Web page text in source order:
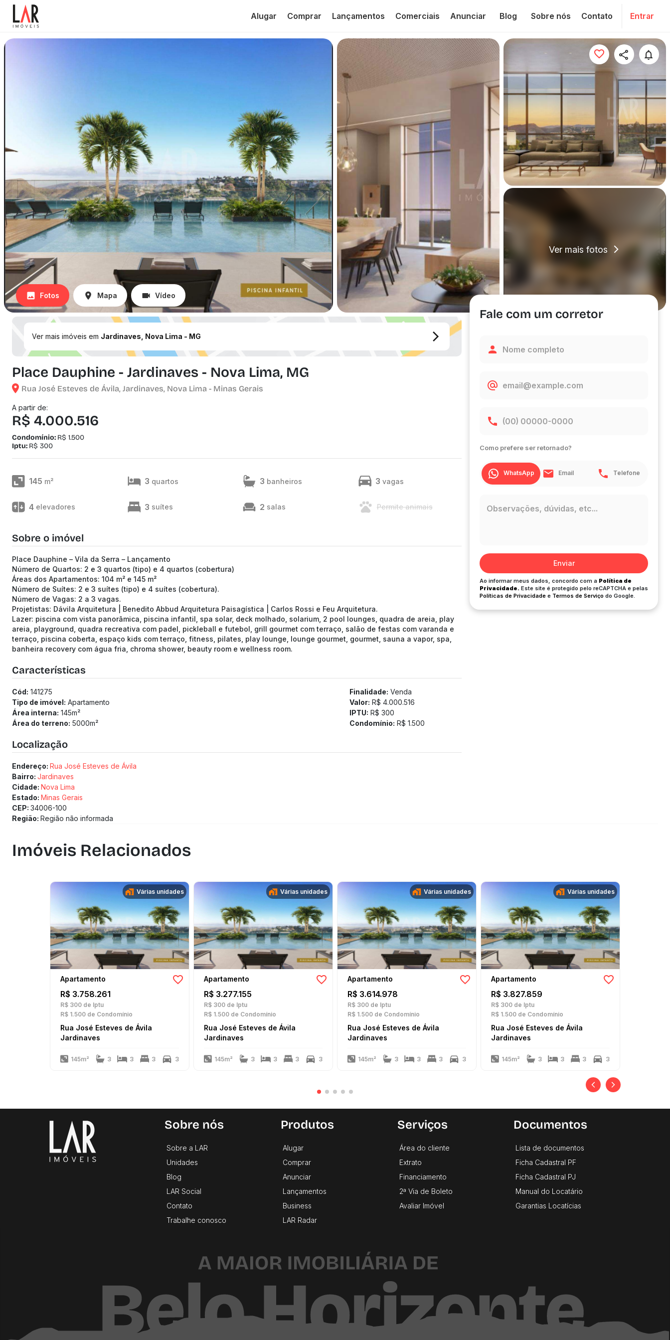
Alugar Comprar Lançamentos Comerciais Anunciar Blog Sobre nós Contato Entrar
Ver mais fotos
Fotos Mapa Vídeo
Ver mais imóveis em Jardinaves, Nova Lima - MG
Place Dauphine - Jardinaves - Nova Lima, MG
Rua José Esteves de Ávila, Jardinaves, Nova Lima - Minas Gerais
A partir de:
R$ 4.000.516
Condomínio: R$ 1.500
Iptu: R$ 300
145 m² 3 quartos 3 banheiros 3 vagas
4 elevadores 3 suítes 2 salas Permite animais
Sobre o imóvel
Place Dauphine – Vila da Serra – Lançamento
Número de Quartos: 2 e 3 quartos (tipo) e 4 quartos (cobertura)
Áreas dos Apartamentos: 104 m² e 145 m²
Número de Suítes: 2 e 3 suítes (tipo) e 4 suítes (cobertura).
Número de Vagas: 2 a 3 vagas.
Projetistas: Dávila Arquitetura | Benedito Abbud Arquitetura Paisagística | Carlos Rossi e Feu Arquitetura.
Lazer: piscina com vista panorâmica, piscina infantil, spa solar, deck molhado, solarium, 2 pool lounges, quadra de areia, play
areia, playground, quadra recreativa com padel, pickleball e futebol, grill gourmet com terraço, salão de festas com varanda e
terraço, piscina coberta, espaço kids com terraço, fitness, pilates, play lounge, lounge gourmet, gourmet, sauna a vapor, spa,
banheira recovery com água fria, chroma shower, beauty room e wellness room.
Características
Cód: 141275
Tipo de imóvel: Apartamento
Área interna: 145m²
Área do terreno: 5000m²
Finalidade: Venda
Valor: R$ 4.000.516
IPTU: R$ 300
Condomínio: R$ 1.500
Localização
Endereço: Rua José Esteves de Ávila
Bairro: Jardinaves
Cidade: Nova Lima
Estado: Minas Gerais
CEP: 34006-100
Região: Região não informada
Fale com um corretor
Como prefere ser retornado?
WhatsApp Email Telefone
Enviar
Ao informar meus dados, concordo com a Política de
Privacidade. Este site é protegido pelo reCAPTCHA e pelas
Políticas de Privacidade e Termos de Serviço do Google.
Imóveis Relacionados
Várias unidades
Apartamento
R$ 3.758.261
R$ 300 de Iptu
R$ 1.500 de Condomínio
Rua José Esteves de Ávila
Jardinaves
145m² 3 3 3 3
Várias unidades
Apartamento
R$ 3.277.155
R$ 300 de Iptu
R$ 1.500 de Condomínio
Rua José Esteves de Ávila
Jardinaves
145m² 3 3 3 3
Várias unidades
Apartamento
R$ 3.614.978
R$ 300 de Iptu
R$ 1.500 de Condomínio
Rua José Esteves de Ávila
Jardinaves
145m² 3 3 3 3
Várias unidades
Apartamento
R$ 3.827.859
R$ 300 de Iptu
R$ 1.500 de Condomínio
Rua José Esteves de Ávila
Jardinaves
145m² 3 3 3 3
Sobre nós
Sobre a LAR
Unidades
Blog
LAR Social
Contato
Trabalhe conosco
Produtos
Alugar
Comprar
Anunciar
Lançamentos
Business
LAR Radar
Serviços
Área do cliente
Extrato
Financiamento
2ª Via de Boleto
Avaliar Imóvel
Documentos
Lista de documentos
Ficha Cadastral PF
Ficha Cadastral PJ
Manual do Locatário
Garantias Locatícias